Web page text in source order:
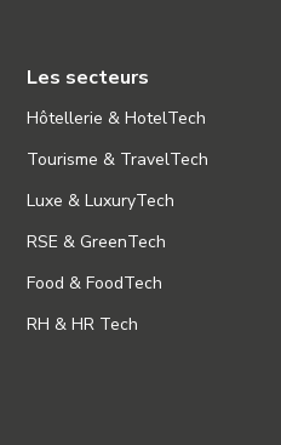
Les secteurs
Hôtellerie & HotelTech
Tourisme & TravelTech
Luxe & LuxuryTech
RSE & GreenTech
Food & FoodTech
RH & HR Tech